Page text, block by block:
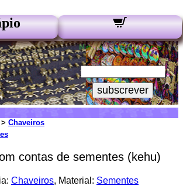
Nossos Boletins:
Seu e-mail:
subscrever
> Chaveiros
contas de sementes (kehu)
Chaveiros, Material: Sementes